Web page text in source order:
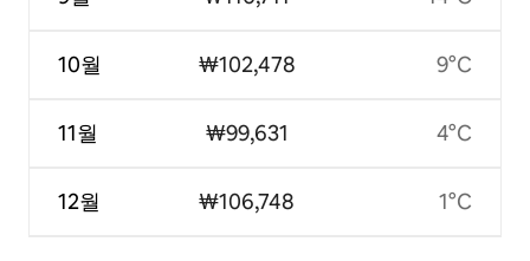
10월
11월
12월
₩102,478
₩99,631
₩106,748
9°C
4°C
1°C